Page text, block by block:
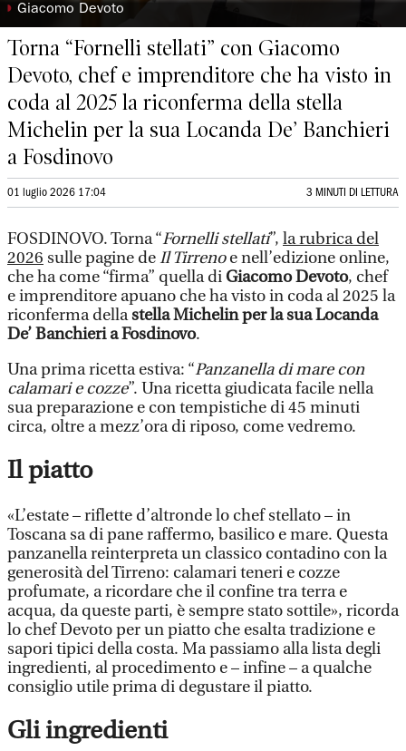
◗ Giacomo Devoto
Torna “Fornelli stellati” con Giacomo
Devoto, chef e imprenditore che ha visto in
coda al 2025 la riconferma della stella
Michelin per la sua Locanda De’ Banchieri
a Fosdinovo
01 luglio 2026 17:04 3 MINUTI DI LETTURA
FOSDINOVO. Torna “Fornelli stellati”, la rubrica del
2026 sulle pagine deIl Tirrenoe nell’edizione online,
che ha come “firma” quella diGiacomo Devoto, chef
e imprenditore apuano che ha visto in coda al 2025 la
riconferma dellastella Michelin per la sua Locanda
De’ Banchieri a Fosdinovo.
Una prima ricetta estiva: “Panzanella di mare con
calamari e cozze”. Una ricetta giudicata facile nella
sua preparazione e con tempistiche di 45 minuti
circa, oltre a mezz’ora di riposo, come vedremo.
Il piatto
«L’estate – riflette d’altronde lo chef stellato – in
Toscana sa di pane raffermo, basilico e mare. Questa
panzanella reinterpreta un classico contadino con la
generosità del Tirreno: calamari teneri e cozze
profumate, a ricordare che il confine tra terra e
acqua, da queste parti, è sempre stato sottile», ricorda
lo chef Devoto per un piatto che esalta tradizione e
sapori tipici della costa. Ma passiamo alla lista degli
ingredienti, al procedimento e – infine – a qualche
consiglio utile prima di degustare il piatto.
Gli ingredienti